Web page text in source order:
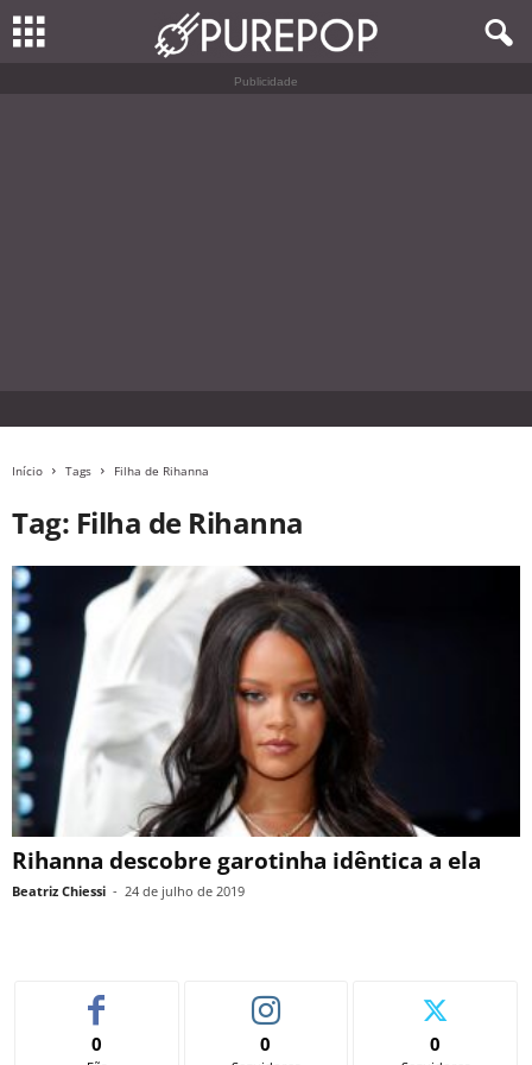
Publicidade
Início Tags Filha de Rihanna
Tag: Filha de Rihanna
Rihanna descobre garotinha idêntica a ela
Beatriz Chiessi - 24 de julho de 2019
0 0 0